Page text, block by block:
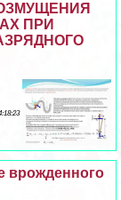
ПРИ
врожденного